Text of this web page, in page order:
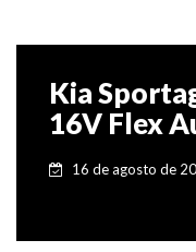
Kia
16V Flex
16 de agosto de